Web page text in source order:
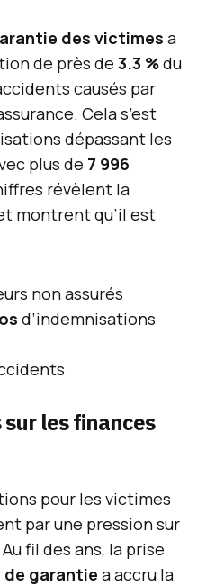
des victimes a
de près de 3.3 %du
causés par
Cela s’est
dépassant les
plus de 7 996
révèlent la
montrent qu’il est
non assurés
d’indemnisations
les finances
pour les victimes
par une pression sur
fil des ans, la prise
de garantie a accru la